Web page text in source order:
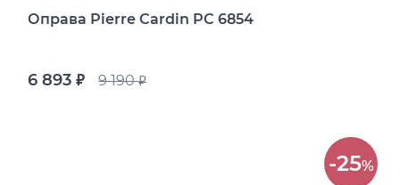
Оправа Pierre Cardin PC 6854
6 893 руб. 9 190руб.
-25%